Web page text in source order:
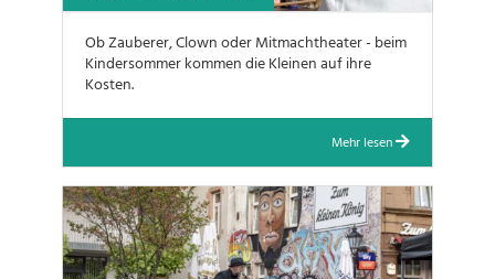
Ob Zauberer, Clown oder Mitmachtheater - beim
Kindersommer kommen die Kleinen auf ihre
Kosten.
Mehr lesen